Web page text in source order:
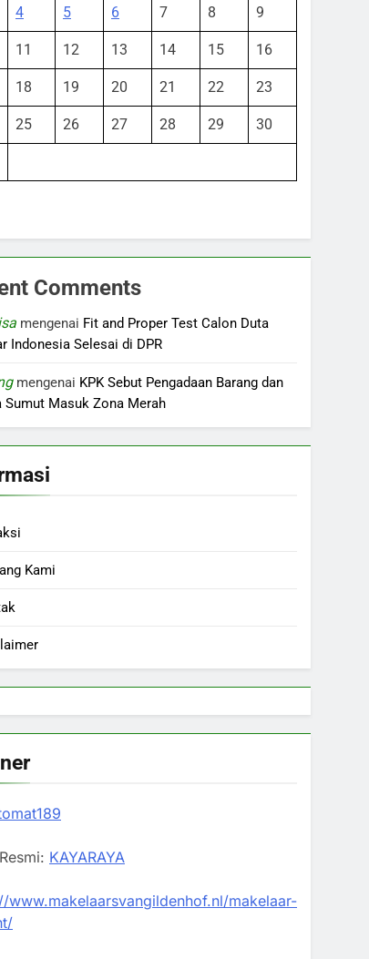
4 5 6 7 8 9
11 12 13 14 15 16
18 19 20 21 22 23
25 26 27 28 29 30
Comments
mengenai Fit and Proper Test Calon Duta
Indonesia Selesai di DPR
mengenai KPK Sebut Pengadaan Barang dan
Sumut Masuk Zona Merah
Kami
KAYARAYA
www.makelaarsvangildenhof.nl/makelaar-